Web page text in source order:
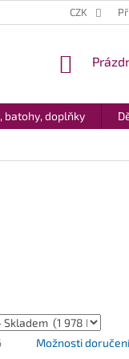
CZK
batohy, doplňky
Možnosti doručení